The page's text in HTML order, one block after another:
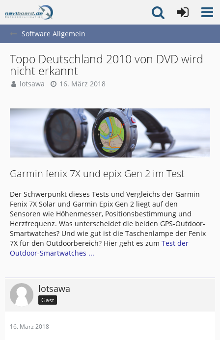
Software Allgemein
Topo Deutschland 2010 von DVD wird
nicht erkannt
lotsawa 16. März 2018
Garmin fenix 7X und epix Gen 2 im Test
Der Schwerpunkt dieses Tests und Vergleichs der Garmin
Fenix 7X Solar und Garmin Epix Gen 2 liegt auf den
Sensoren wie Höhenmesser, Positionsbestimmung und
Herzfrequenz. Was unterscheidet die beiden GPS-Outdoor-
Smartwatches? Und wie gut ist die Taschenlampe der Fenix
7X für den Outdoorbereich? Hier geht es zum Test der
Outdoor-Smartwatches ...
lotsawa
Gast
16. März 2018